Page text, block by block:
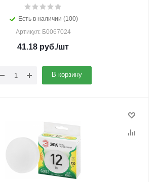
Есть в наличии (100)
Артикул: Б0067024
41.18 руб./шт
В корзину